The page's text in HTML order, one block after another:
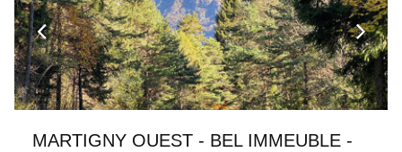
MARTIGNY OUEST - BEL IMMEUBLE -